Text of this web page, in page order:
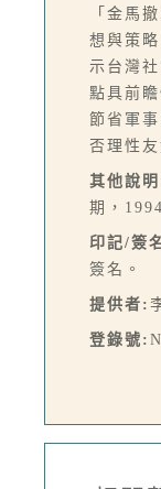
「金馬
想與策
示台灣
點具前
節省軍
否理性
其他說
期，
印記/簽
簽名。
提供者:
登錄號: